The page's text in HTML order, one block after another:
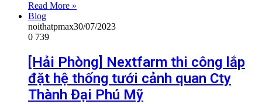
Read More »
Blog
noithatpmax30/07/2023
0 739
[Hải Phòng] Nextfarm thi công lắp
đặt hệ thống tưới cảnh quan Cty
Thành Đại Phú Mỹ